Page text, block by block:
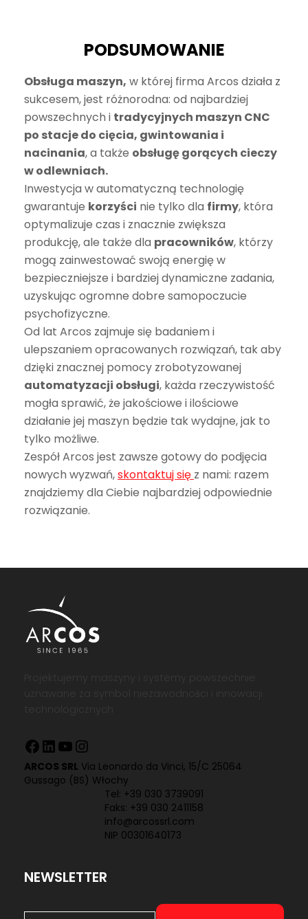
PODSUMOWANIE
Obsługa maszyn, w której firma Arcos działa z
sukcesem, jest różnorodna: od najbardziej
powszechnych i tradycyjnych maszyn CNC
po stacje do cięcia, gwintowania i
nacinania, a także obsługę gorących cieczy
w odlewniach.
Inwestycja w automatyczną technologię
gwarantuje korzyści nie tylko dla firmy, która
optymalizuje czas i znacznie zwiększa
produkcję, ale także dla pracowników, którzy
mogą zainwestować swoją energię w
bezpieczniejsze i bardziej dynamiczne zadania,
uzyskując ogromne dobre samopoczucie
psychofizyczne.
Od lat Arcos zajmuje się badaniem i
ulepszaniem opracowanych rozwiązań, tak aby
dzięki znacznej pomocy zrobotyzowanej
automatyzacji obsługi, każda rzeczywistość
mogła sprawić, że jakościowe i ilościowe
działanie jej maszyn będzie tak wydajne, jak to
tylko możliwe.
Zespół Arcos jest zawsze gotowy do podjęcia
nowych wyzwań,skontaktuj się z nami: razem
znajdziemy dla Ciebie najbardziej odpowiednie
rozwiązanie.
Projektujemy maszyny i systemy powszechnie
uznawane za symbol niezawodności i innowacji
Facebook
LinkedInYouTube
ARCOS SRL Via Leonardo da Vinci, 15/C 25064
Gussago (BS) Włochy
Tel: +39 030 3739091
Faks: +39 030 2411158
info@arcossrl.com
NIP 00301640173
NEWSLETTER